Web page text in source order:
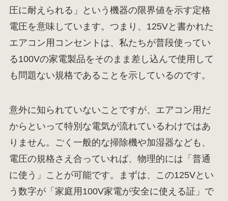
圧に耐えられる」という機器の限界値を示す定格
電圧を意味しています。つまり、125Vと書かれた
エアコン用コンセントは、私たちが普段使ってい
る100Vの家電製品をそのまま差し込んで使用して
も問題ない規格であることを示しているのです。
意外に知られていないことですが、エアコン用だ
からといって特別な電気が流れているわけではあ
りません。ごく一般的な掃除機や加湿器なども、
電圧の規格さえ合っていれば、物理的には「普通
に使う」ことが可能です。まずは、この125Vとい
う数字が「家庭用100V家電が安全に使える証」で